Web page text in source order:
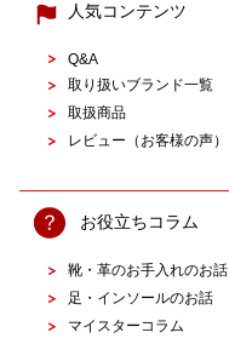
人気コンテンツ
Q&A
取り扱いブランド一覧
取扱商品
レビュー（お客様の声）
お役立ちコラム
靴・革のお手入れのお話
足・インソールのお話
マイスターコラム